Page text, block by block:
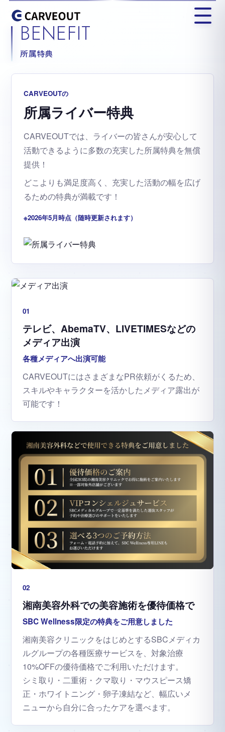
BENEFIT
所属特典
CARVEOUTの
所属ライバー特典
CARVEOUTでは、ライバーの皆さんが安心して
活動できるように多数の充実した所属特典を無償
提供！
どこよりも満足度高く、充実した活動の幅を広げ
るための特典が満載です！
※2026年5月時点（随時更新されます）
01
テレビ、AbemaTV、LIVETIMESなどの
メディア出演
各種メディアへ出演可能
CARVEOUTにはさまざまなPR依頼がくるため、
スキルやキャラクターを活かしたメディア露出が
可能です！
02
湘南美容外科での美容施術を優待価格で
SBC Wellness限定の特典をご用意しました
湘南美容クリニックをはじめとするSBCメディカ
ルグループの各種医療サービスを、対象治療
10%OFFの優待価格でご利用いただけます。
シミ取り・二重術・クマ取り・マウスピース矯
正・ホワイトニング・卵子凍結など、幅広いメ
ニューから自分に合ったケアを選べます。